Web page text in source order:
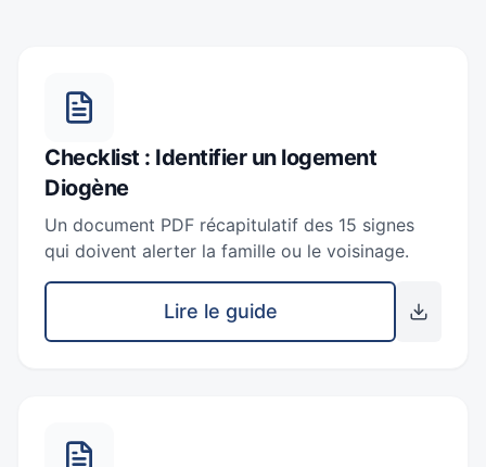
Checklist : Identifier un logement
Diogène
Un document PDF récapitulatif des 15 signes
qui doivent alerter la famille ou le voisinage.
Lire le guide